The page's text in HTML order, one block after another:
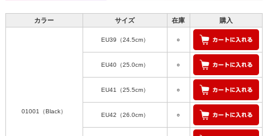
カラー サイズ 在庫 購入
01001（Black）
EU39（24.5cm） ○
EU40（25.0cm） ○
EU41（25.5cm） ○
EU42（26.0cm） ○